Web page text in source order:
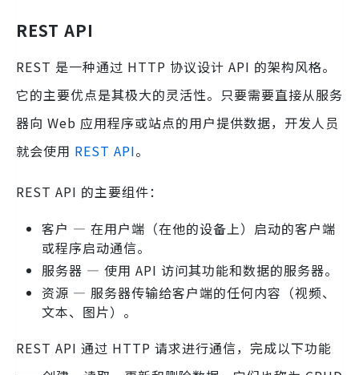
REST API
REST 是一种通过 HTTP 协议设计 API 的架构风格。
它的主要优点是其极大的灵活性。只要需要直接从服务
器向 Web 应用程序或站点的用户提供数据，开发人员
就会使用 REST API。
REST API 的主要组件：
客户 — 在用户端（在他的设备上）启动的客户端
或程序启动通信。
服务器 — 使用 API 访问其功能和数据的服务器。
资源 — 服务器传输给客户端的任何内容（视频、
文本、图片）。
REST API 通过 HTTP 请求进行通信，完成以下功能